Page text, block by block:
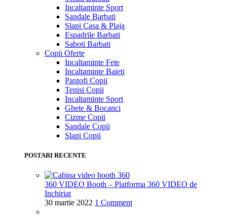
Incaltaminte Sport
Sandale Barbati
Slapi Casa & Plaja
Espadrile Barbati
Saboti Barbati
Copii Oferte
Incaltaminte Fete
Incaltaminte Baieti
Pantofi Copii
Tenisi Copii
Incaltaminte Sport
Ghete & Bocanci
Cizme Copii
Sandale Copii
Slapi Copii
POSTARI RECENTE
360 VIDEO Booth – Platforma 360 VIDEO de
Inchiriat
30 martie 2022 1 Comment